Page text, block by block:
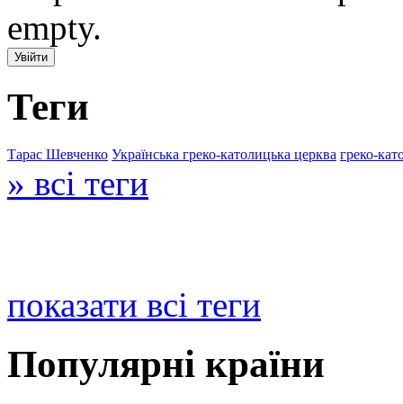
empty.
Теги
Тарас Шевченко Українська греко-католицька церква греко-
» всі теги
показати всі теги
Популярні країни